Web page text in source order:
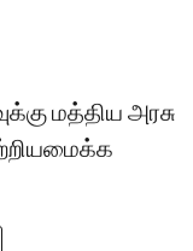
மத்திய அரசு